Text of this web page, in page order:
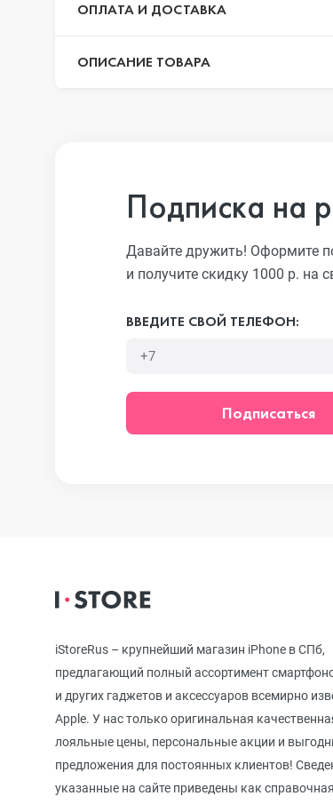
ОПЛАТА И ДОСТАВКА
ОПИСАНИЕ ТОВАРА
Подписка на
Давайте дружить! Оформите
и получите скидку 1000 р. на
ВВЕДИТЕ СВОЙ ТЕЛЕФОН:
Подписаться
iStoreRus – крупнейший магазин iPhone в СПб,
предлагающий полный ассортимент
и других гаджетов и аксессуаров всемирно
Apple. У нас только оригинальная
лояльные цены, персональные акции и
предложения для постоянных клиентов!
указанные на сайте приведены как